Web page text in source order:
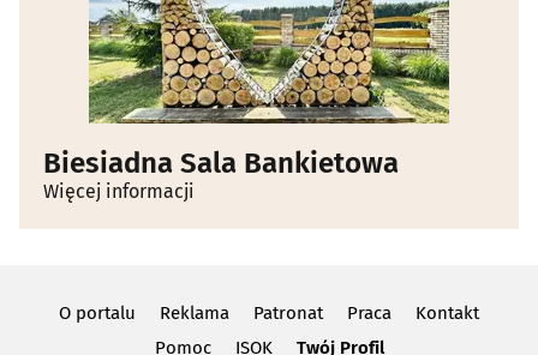
Biesiadna Sala Bankietowa
Więcej informacji
O portalu Reklama Patronat Praca
Kontakt
Pomoc
ISOK Twój Profil